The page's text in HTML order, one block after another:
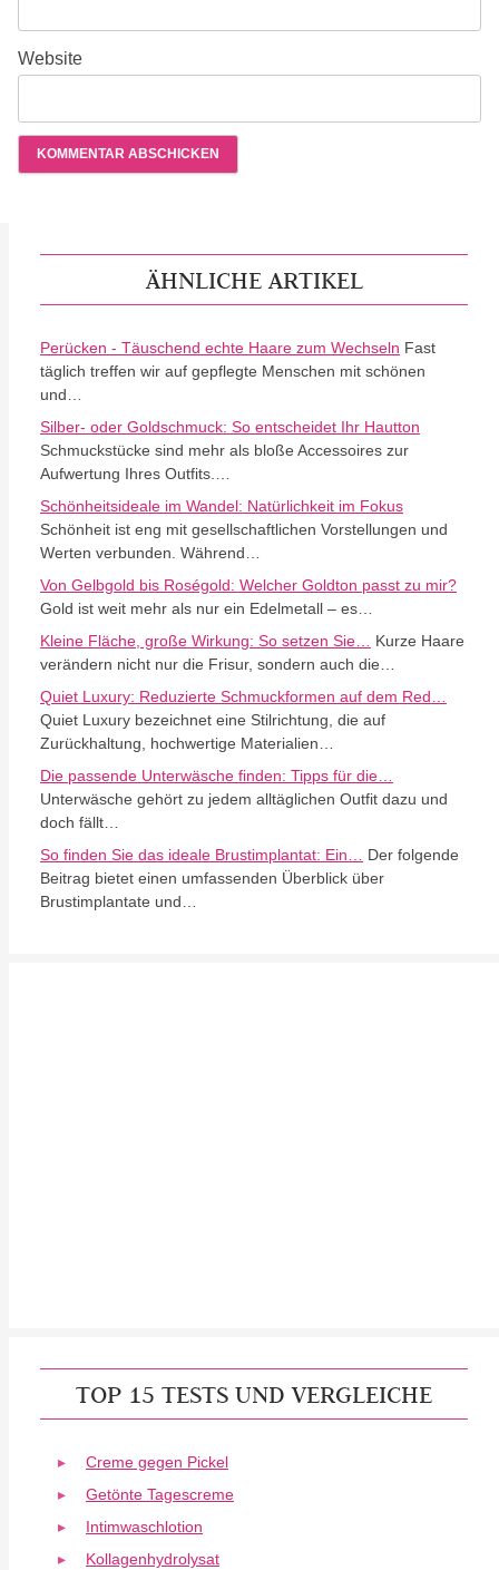
Website
ÄHNLICHE ARTIKEL
Perücken - Täuschend echte Haare zum Wechseln Fast
täglich treffen wir auf gepflegte Menschen mit schönen
und…
Silber- oder Goldschmuck: So entscheidet Ihr Hautton
Schmuckstücke sind mehr als bloße Accessoires zur
Aufwertung Ihres Outfits.…
Schönheitsideale im Wandel: Natürlichkeit im Fokus
Schönheit ist eng mit gesellschaftlichen Vorstellungen und
Werten verbunden. Während…
Von Gelbgold bis Roségold: Welcher Goldton passt zu mir?
Gold ist weit mehr als nur ein Edelmetall – es…
Kleine Fläche, große Wirkung: So setzen Sie… Kurze Haare
verändern nicht nur die Frisur, sondern auch die…
Quiet Luxury: Reduzierte Schmuckformen auf dem Red…
Quiet Luxury bezeichnet eine Stilrichtung, die auf
Zurückhaltung, hochwertige Materialien…
Die passende Unterwäsche finden: Tipps für die…
Unterwäsche gehört zu jedem alltäglichen Outfit dazu und
doch fällt…
So finden Sie das ideale Brustimplantat: Ein… Der folgende
Beitrag bietet einen umfassenden Überblick über
Brustimplantate und…
TOP 15 TESTS UND VERGLEICHE
Creme gegen Pickel
Getönte Tagescreme
Intimwaschlotion
Kollagenhydrolysat